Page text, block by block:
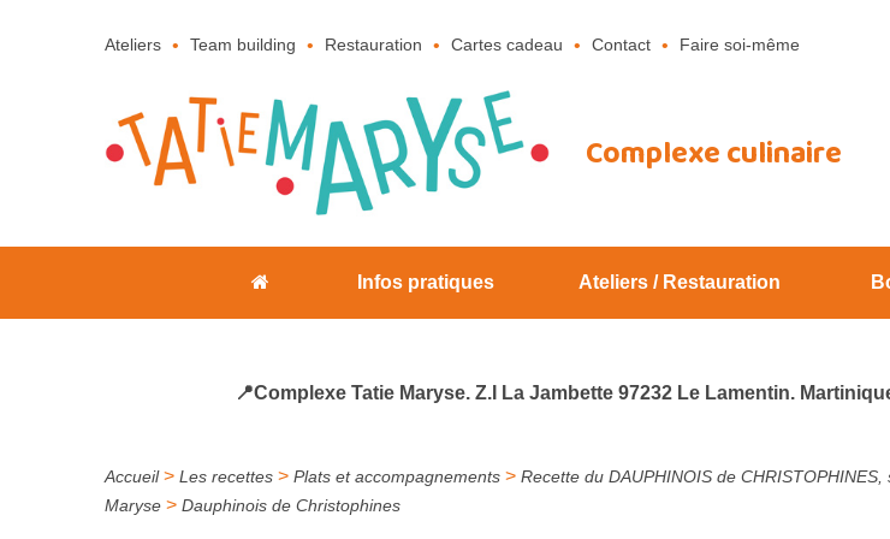
Ateliers Team building Restauration Cartes cadeau Contact Faire soi-même
Complexe culinaire
Infos pratiques Ateliers / Restauration
📍Complexe Tatie Maryse. Z.I La Jambette 97232 Le Lamentin.
Accueil> Les recettes > Plats et accompagnements > Recette du DAUPHINOIS de CHRISTOPHINES,
Maryse > Dauphinois de Christophines